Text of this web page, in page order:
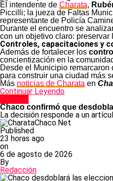
El intendente de Charata,
Piccilli; la jueza de Faltas
representante de Policía
Durante el encuentro se
con un objetivo claro:
Controles, capacitaciones y
Además de fortalecer los
concientización en la
Desde el Municipio
para construir una ciudad más
Más noticias de Charata en
Continuar Leyendo
Política
Chaco confirmó que
La decisión responde a un
Published
23 horas ago
on
6 de agosto de 2026
By
Redacción